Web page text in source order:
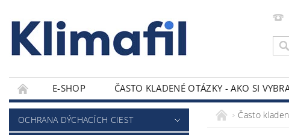
E-SHOP ČASTO KLADENÉ OTÁZKY - AKO SI
KONTAKTY
OCHRANA DÝCHACÍCH CIEST Často